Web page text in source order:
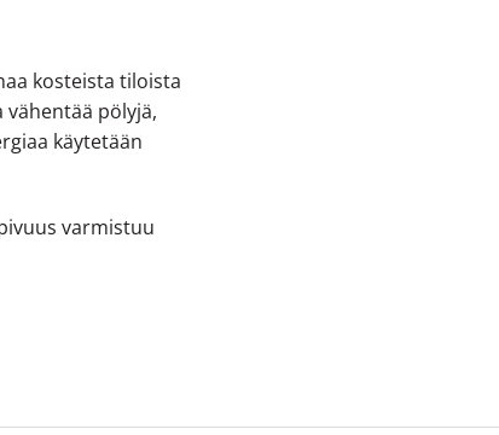
kosteista tiloista
pölyjä,
käytetään
varmistuu